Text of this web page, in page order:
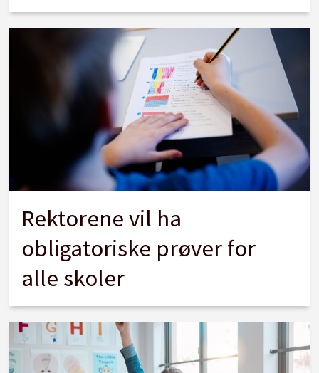
Rektorene vil ha
obligatoriske prøver for
alle skoler